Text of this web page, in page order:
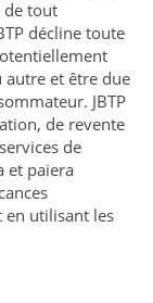
de tout
décline toute
autre et être due
JBTP
de revente
de
et paiera
en utilisant les